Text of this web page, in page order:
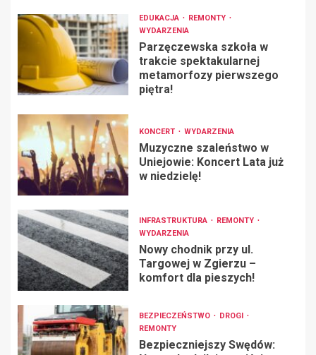
EDUKACJA
REMONTY
WYDARZENIA
Parzęczewska szkoła w
trakcie spektakularnej
metamorfozy pierwszego
piętra!
KONCERT WYDARZENIA
Muzyczne szaleństwo w
Uniejowie: Koncert Lata już
w niedzielę!
INFRASTRUKTURA
REMONTY
WYDARZENIA
Nowy chodnik przy ul.
Targowej w Zgierzu –
komfort dla pieszych!
BEZPIECZEŃSTWO
DROGI
REMONTY
Bezpieczniejszy Swędów: